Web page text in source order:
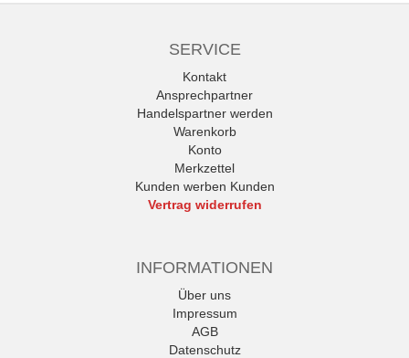
SERVICE
Kontakt
Ansprechpartner
Handelspartner werden
Warenkorb
Konto
Merkzettel
Kunden werben Kunden
Vertrag widerrufen
INFORMATIONEN
Über uns
Impressum
AGB
Datenschutz